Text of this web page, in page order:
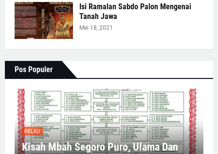
Isi Ramalan Sabdo Palon Mengenai
Tanah Jawa
Mei 18, 2021
Pos Populer
RELIGI
Kisah Mbah Segoro Puro, Ulama Dan